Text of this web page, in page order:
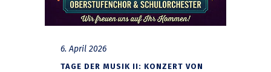
6. April 2026
TAGE DER MUSIK II: KONZERT VON